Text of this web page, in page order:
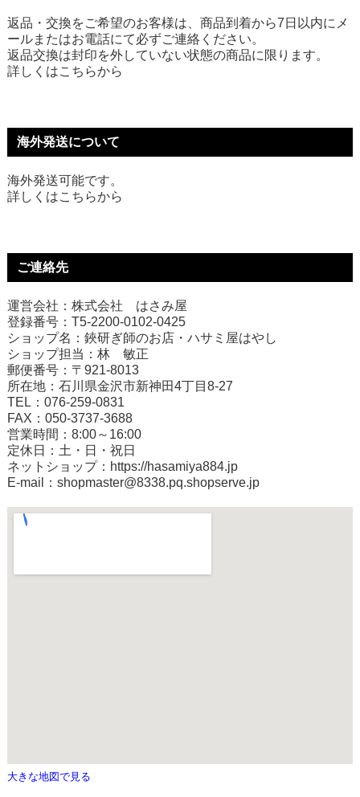
返品・交換をご希望のお客様は、商品到着から7日以内にメ
ールまたはお電話にて必ずご連絡ください。
返品交換は封印を外していない状態の商品に限ります。
詳しくはこちらから
海外発送について
海外発送可能です。
詳しくはこちらから
ご連絡先
運営会社：株式会社 はさみ屋
登録番号：T5-2200-0102-0425
ショップ名：鋏研ぎ師のお店・ハサミ屋はやし
ショップ担当：林 敏正
郵便番号：〒921-8013
所在地：石川県金沢市新神田4丁目8-27
TEL：076-259-0831
FAX：050-3737-3688
営業時間：8:00～16:00
定休日：土・日・祝日
ネットショップ： https://hasamiya884.jp
E-mail：shopmaster@8338.pq.shopserve.jp
大きな地図で見る